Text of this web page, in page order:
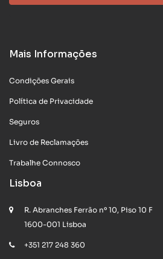
Mais Informações
Condições Gerais
Política de Privacidade
Seguros
Livro de Reclamações
Trabalhe Connosco
Lisboa
R. Abranches Ferrão nº 10, Piso 10 F
1600-001 Lisboa
+351 217 248 360